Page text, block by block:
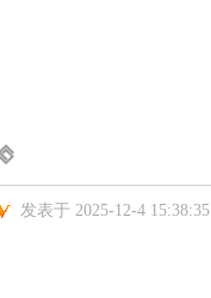
发表于 2025-12-4 15:38:35